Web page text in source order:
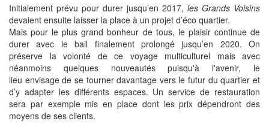
Initialement prévu pour durer jusqu’en 2017, les Grands Voisins
devaient ensuite laisser la place à un projet d’éco quartier.
Mais pour le plus grand bonheur de tous, le plaisir continue de
durer avec le bail finalement prolongé jusqu’en 2020. On
préserve la volonté de ce voyage multiculturel mais avec
néanmoins quelques nouveautés puisqu'à l'avenir, le
lieu envisage de se tourner davantage vers le futur du quartier et
d’y adapter les différents espaces. Un service de restauration
sera par exemple mis en place dont les prix dépendront des
moyens de ses clients.